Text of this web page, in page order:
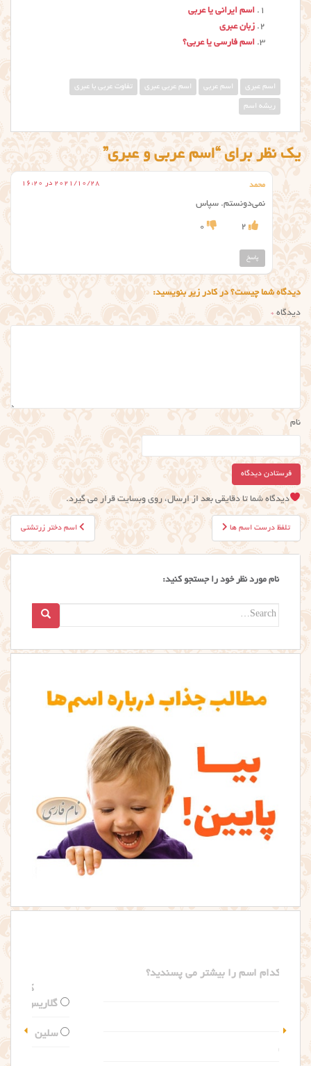
اسم ایرانی یا عربی
زبان عبری
اسم فارسی یا عربی؟
اسم عبری اسم عربی اسم عربی عبری تفاوت عربی با عبری
ریشه اسم
یک نظر برای “اسم عربی و عبری”
محمد 2021/10/28 در 16:20
نمی‌دونستم. سپاس
2
0
پاسخ
دیدگاه شما چیست؟ در کادر زیر بنویسید:
دیدگاه*
نام
دیدگاه شما تا دقایقی بعد از ارسال، روی وبسایت قرار می گیرد.
راهبری
نوشته
اسم دختر زرتشتی تلفظ درست اسم ها
نام مورد نظر خود را جستجو کنید:
Search